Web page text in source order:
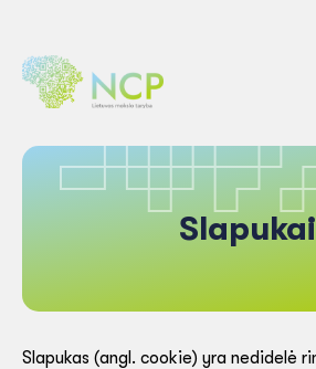
Slapukai
Slapukas (angl. cookie) yra nedidelė